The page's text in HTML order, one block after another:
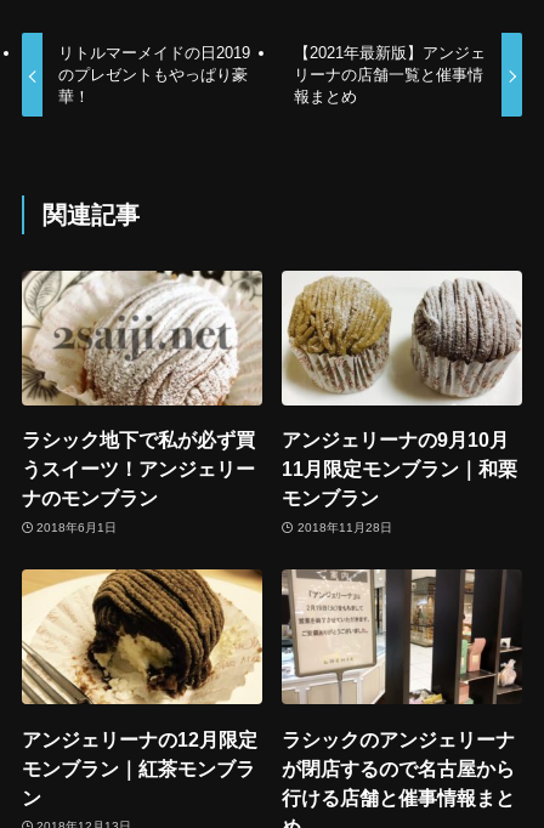
リトルマーメイドの日2019
のプレゼントもやっぱり豪
華！
【2021年最新版】アンジェ
リーナの店舗一覧と催事情
報まとめ
関連記事
ラシック地下で私が必ず買
うスイーツ！アンジェリー
ナのモンブラン
2018年6月1日
アンジェリーナの9月10月
11月限定モンブラン｜和栗
モンブラン
2018年11月28日
アンジェリーナの12月限定
モンブラン｜紅茶モンブラ
ン
ラシックのアンジェリーナ
が閉店するので名古屋から
行ける店舗と催事情報まと